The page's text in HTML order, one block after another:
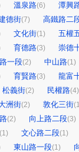
溫泉路(6)
潭興
德街(7)
高鐵路二
文化街(1)
五權
育德路(3)
崇德
一段(2) 中山路(1)
育賢路(3)
龍富
松義街(2) 民權路(4)
洲街(2) 敦化三街
(2) 向上路二段(3)
(1) 文心路二段(1)
東山路一段(1)